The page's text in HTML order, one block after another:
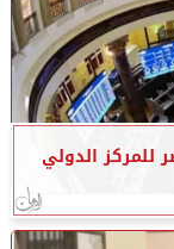
للمركز الدولي